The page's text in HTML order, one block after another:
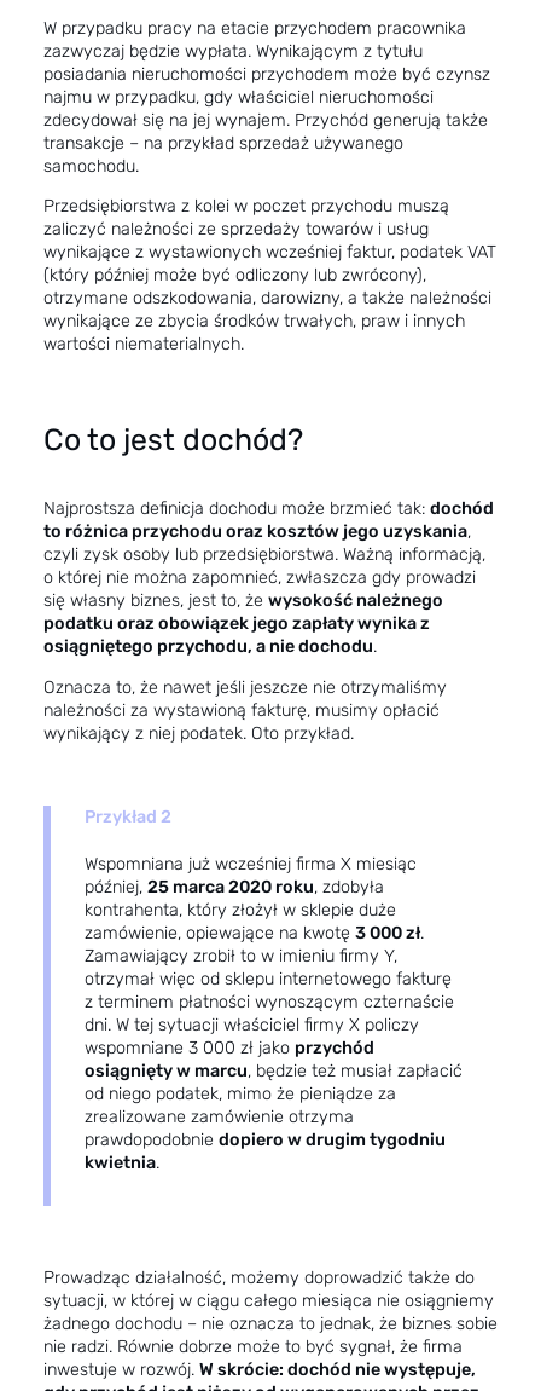
W przypadku pracy na etacie przychodem pracownika
zazwyczaj będzie wypłata. Wynikającym z tytułu
posiadania nieruchomości przychodem może być czynsz
najmu w przypadku, gdy właściciel nieruchomości
zdecydował się na jej wynajem. Przychód generują także
transakcje – na przykład sprzedaż używanego
samochodu.
Przedsiębiorstwa z kolei w poczet przychodu muszą
zaliczyć należności ze sprzedaży towarów i usług
wynikające z wystawionych wcześniej faktur, podatek VAT
(który później może być odliczony lub zwrócony),
otrzymane odszkodowania, darowizny, a także należności
wynikające ze zbycia środków trwałych, praw i innych
wartości niematerialnych.
Co to jest dochód?
Najprostsza definicja dochodu może brzmieć tak: dochód
to różnica przychodu oraz kosztów jego uzyskania,
czyli zysk osoby lub przedsiębiorstwa. Ważną informacją,
o której nie można zapomnieć, zwłaszcza gdy prowadzi
się własny biznes, jest to, że wysokość należnego
podatku oraz obowiązek jego zapłaty wynika z
osiągniętego przychodu, a nie dochodu.
Oznacza to, że nawet jeśli jeszcze nie otrzymaliśmy
należności za wystawioną fakturę, musimy opłacić
wynikający z niej podatek. Oto przykład.
Przykład 2
Wspomniana już wcześniej firma X miesiąc
później, 25 marca 2020 roku, zdobyła
kontrahenta, który złożył w sklepie duże
zamówienie, opiewające na kwotę 3 000 zł.
Zamawiający zrobił to w imieniu firmy Y,
otrzymał więc od sklepu internetowego fakturę
z terminem płatności wynoszącym czternaście
dni. W tej sytuacji właściciel firmy X policzy
wspomniane 3 000 zł jako przychód
osiągnięty w marcu, będzie też musiał zapłacić
od niego podatek, mimo że pieniądze za
zrealizowane zamówienie otrzyma
prawdopodobnie dopiero w drugim tygodniu
kwietnia.
Prowadząc działalność, możemy doprowadzić także do
sytuacji, w której w ciągu całego miesiąca nie osiągniemy
żadnego dochodu – nie oznacza to jednak, że biznes sobie
nie radzi. Równie dobrze może to być sygnał, że firma
inwestuje w rozwój. W skrócie: dochód nie występuje,